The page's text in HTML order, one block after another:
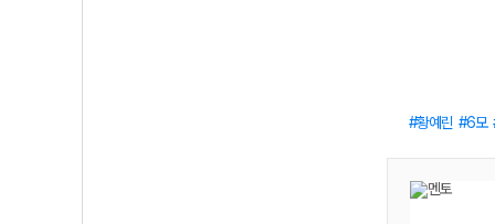
황예린 6모